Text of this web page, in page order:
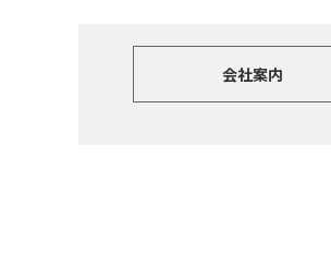
会社案内